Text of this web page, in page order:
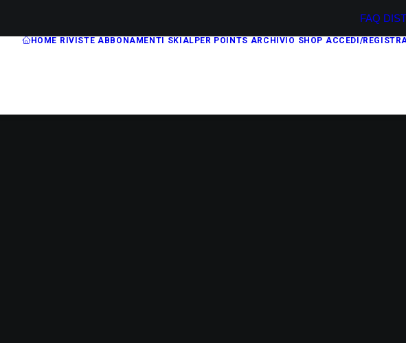
FAQ
HOME RIVISTE ABBONAMENTI SKIALPER POINTS ARCHIVIO SHOP ACCEDI/